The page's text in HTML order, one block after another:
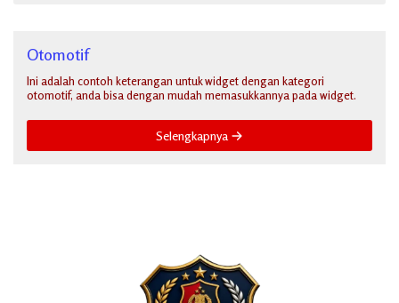
Otomotif
Ini adalah contoh keterangan untuk widget dengan kategori
otomotif, anda bisa dengan mudah memasukkannya pada widget.
Selengkapnya